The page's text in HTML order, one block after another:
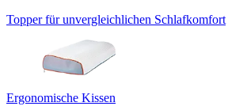
Topper für unvergleichlichen Schlafkomfort
Ergonomische Kissen